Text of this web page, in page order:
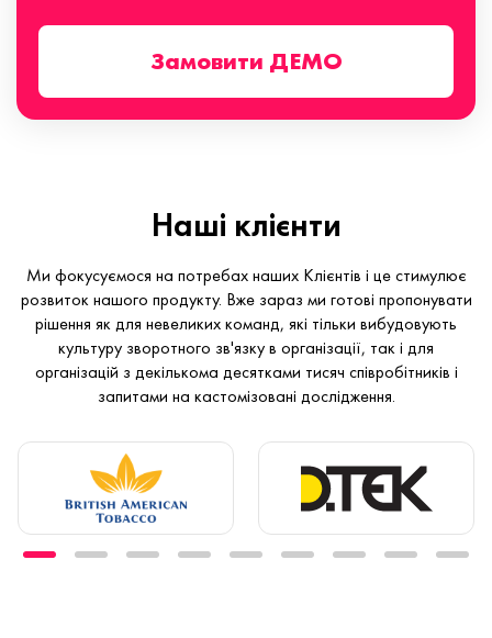
Замовити ДЕМО
Наші клієнти
Ми фокусуємося на потребах наших Клієнтів і це стимулює
розвиток нашого продукту. Вже зараз ми готові пропонувати
рішення як для невеликих команд, які тільки вибудовують
культуру зворотного зв'язку в організації, так і для
організацій з декількома десятками тисяч співробітників і
запитами на кастомізовані дослідження.